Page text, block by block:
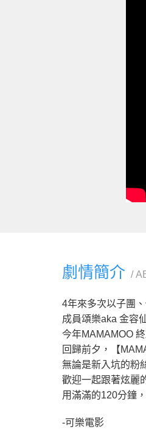
劇情簡介
4年來多次以子團
成員頌樂aka 金容
今年MAMAMOO
回歸前夕，【
無論是新入坑的粉
歡迎一起跟著炫麗
用滿滿的120分鐘
-可樂電影